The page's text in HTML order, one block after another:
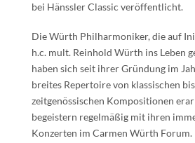
bei Hänssler Classic veröffentlicht.
Die Würth Philharmoniker, die auf
h.c. mult. Reinhold Würth ins Leben
haben sich seit ihrer Gründung im
breites Repertoire von klassischen
zeitgenössischen Kompositionen
begeistern regelmäßig mit ihren
Konzerten im Carmen Würth Forum.